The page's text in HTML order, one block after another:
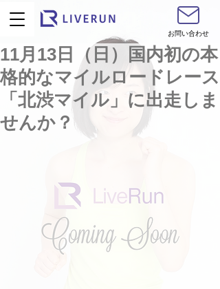
お問い合わせ
11月13日（日）国内初の本
格的なマイルロードレース
「北渋マイル」に出走しま
せんか？